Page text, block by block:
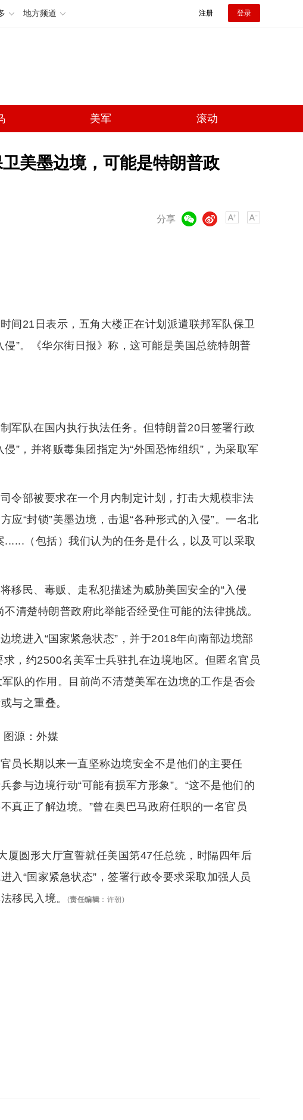
地方频道 注册 登录
美军 滚动
美墨边境，可能是特朗普政
分享
微博
间21日表示，五角大楼正在计划派遣联邦军队保卫
”。《华尔街日报》称，这可能是美国总统特朗普
军队在国内执行执法任务。但特朗普20日签署行政
”，并将贩毒集团指定为“外国恐怖组织”，为采取军
令部被要求在一个月内制定计划，打击大规模非法
“封锁”美墨边境，击退“各种形式的入侵”。一名北
（包括）我们认为的任务是什么，以及可以采取
移民、毒贩、走私犯描述为威胁美国安全的“入侵
清楚特朗普政府此举能否经受住可能的法律挑战。
境进入“国家紧急状态”，并于2018年向南部边境部
，约2500名美军士兵驻扎在边境地区。但匿名官员
队的作用。目前尚不清楚美军在边境的工作是否会
与之重叠。
源：外媒
员长期以来一直坚称边境安全不是他们的主要任
参与边境行动“可能有损军方形象”。“这不是他们的
正了解边境。”曾在奥巴马政府任职的一名官员
厦圆形大厅宣誓就任美国第47任总统，时隔四年后
入“国家紧急状态”，签署行政令要求采取加强人员
移民入境。
(责任编辑 ： 许朝 )